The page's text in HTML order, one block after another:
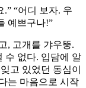
“어디 보자. 우
예쁘구나!”
, 고개를 갸우뚱.
수 없다. 입담에 알
고 있었던 동심이
는 마음으로 시작